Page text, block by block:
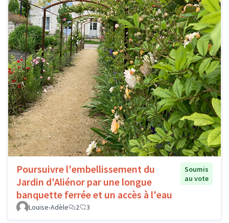
Poursuivre l'embellissement du
Jardin d'Aliénor par une longue
banquette ferrée et un accès à l'eau
Soumis
au vote
Louise-Adèle 2 3